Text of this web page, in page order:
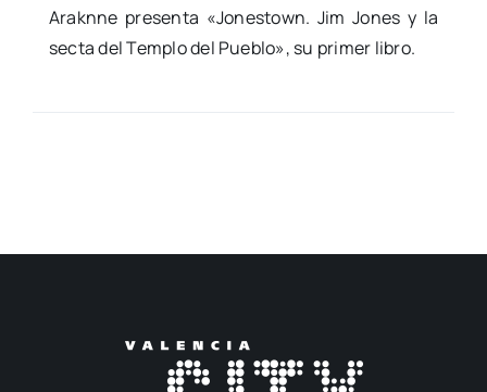
Arakn­ne pre­sen­ta «Jones­town. Jim Jones y la
sec­ta del Tem­plo del Pue­blo», su pri­mer libro.